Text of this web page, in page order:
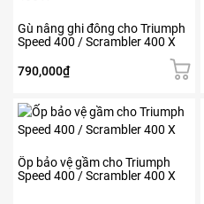
Gù nâng ghi đông cho Triumph
Speed 400 / Scrambler 400 X
790,000₫
nhiều
biến
Các
chọn
có
được
chọn
Ốp bảo vệ gầm cho Triumph
Speed 400 / Scrambler 400 X